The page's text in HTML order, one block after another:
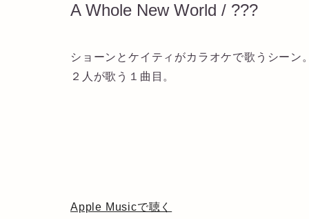
A Whole New World / ???
ショーンとケイティがカラオケで歌うシーン。
２人が歌う１曲目。
Apple Musicで聴く